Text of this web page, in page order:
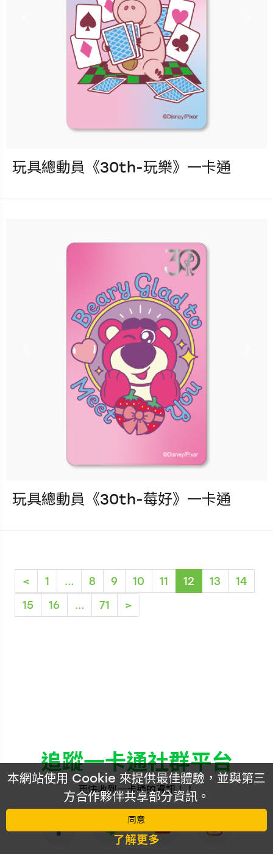
發行：2025-09-10
卡種：一卡通儲值卡-普通卡
更多銷售據點
玩具總動員《30th-玩樂》一卡通
Previous
發行：2025-09-10
卡種：一卡通儲值卡-普通卡
玩具總動員《30th-莓好》一卡通
< 1 ... 8 9 10 11 12
(current) 13
14
15
16 ... 71 >
追蹤一卡通社群平台
更快收到一卡通的資訊！！
本網站使用 Cookie 來提供最佳體驗，並與第三
方合作夥伴共享部分資訊。
同意
了解更多